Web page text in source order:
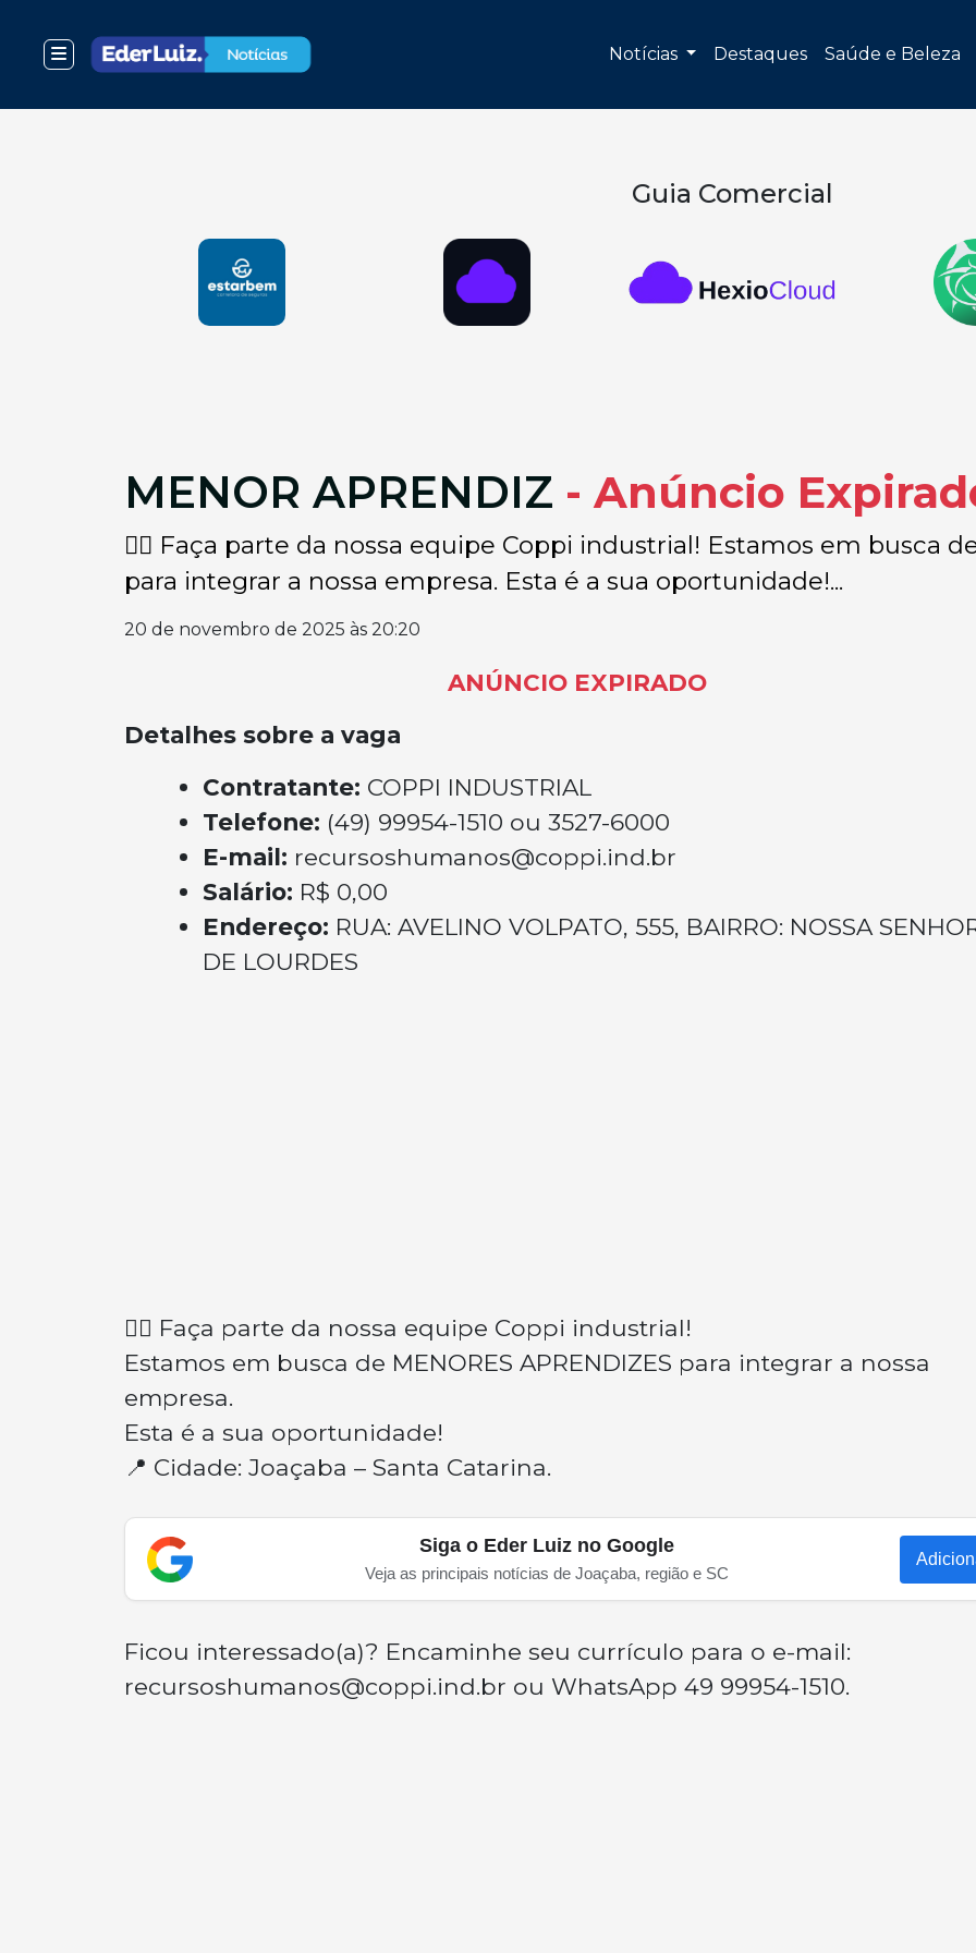
Notícias Destaques Saúde e Beleza
Guia Comercial
MENOR APRENDIZ - Anúncio
👉🏽 Faça parte da nossa equipe Coppi industrial! Estamos em busca
para integrar a nossa empresa. Esta é a sua oportunidade!...
20 de novembro de 2025 às 20:20
ANÚNCIO EXPIRADO
Detalhes sobre a vaga
Contratante: COPPI INDUSTRIAL
Telefone: (49) 99954-1510 ou 3527-6000
E-mail: recursoshumanos@coppi.ind.br
Salário: R$ 0,00
Endereço: RUA: AVELINO VOLPATO, 555, BAIRRO: NOSSA
DE LOURDES
👉🏽 Faça parte da nossa equipe Coppi industrial!
Estamos em busca de MENORES APRENDIZES para integrar a nossa
empresa.
Esta é a sua oportunidade!
📍 Cidade: Joaçaba – Santa Catarina.
Siga o Eder Luiz no Google
Veja as principais notícias de Joaçaba, região e SC
Ficou interessado(a)? Encaminhe seu currículo para o e-mail:
recursoshumanos@coppi.ind.br ou WhatsApp 49 99954-1510.